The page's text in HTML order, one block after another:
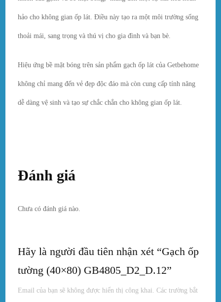
hảo cho không gian ốp lát. Điều này tạo ra một môi trường sống
thoải mái, sang trọng và thú vị cho gia đình và bạn bè.
Hiệu ứng bề mặt bóng trên sản phẩm gạch ốp lát của Getbehome
không chỉ mang đến vẻ đẹp độc đáo mà còn cung cấp tính năng
dễ dàng vệ sinh và tạo sự chắc chắn cho không gian ốp lát.
Đánh giá
Chưa có đánh giá nào.
Hãy là người đầu tiên nhận xét “Gạch ốp
tường (40×80) GB4805_D2_D.12”
Email của bạn sẽ không được hiển thị công khai. Các trường bắt